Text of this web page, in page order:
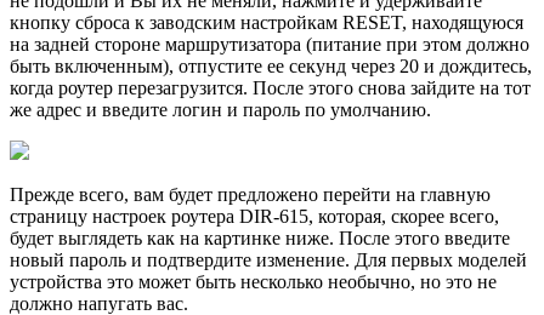
кнопку сброса к заводским настройкам RESET, находящуюся
на задней стороне маршрутизатора (питание при этом должно
быть включенным), отпустите ее секунд через 20 и дождитесь,
когда роутер перезагрузится. После этого снова зайдите на тот
же адрес и введите логин и пароль по умолчанию.
Прежде всего, вам будет предложено перейти на главную
страницу настроек роутера DIR-615, которая, скорее всего,
будет выглядеть как на картинке ниже. После этого введите
новый пароль и подтвердите изменение. Для первых моделей
устройства это может быть несколько необычно, но это не
должно напугать вас.